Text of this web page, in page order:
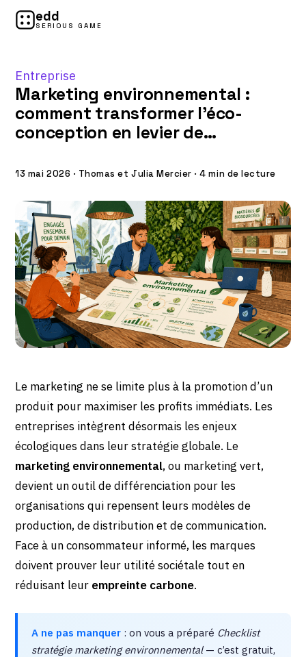
edd
SERIOUS GAME
Entreprise
Marketing environnemental :
comment transformer l’éco-
conception en levier de
13 mai 2026 · Thomas et Julia Mercier · 4 min de lecture
Le marketing ne se limite plus à la promotion d’un
produit pour maximiser les profits immédiats. Les
entreprises intègrent désormais les enjeux
écologiques dans leur stratégie globale. Le
marketing environnemental, ou marketing vert,
devient un outil de différenciation pour les
organisations qui repensent leurs modèles de
production, de distribution et de communication.
Face à un consommateur informé, les marques
doivent prouver leur utilité sociétale tout en
réduisant leur empreinte carbone.
A ne pas manquer : on vous a préparé Checklist
stratégie marketing environnemental— c’est gratuit,